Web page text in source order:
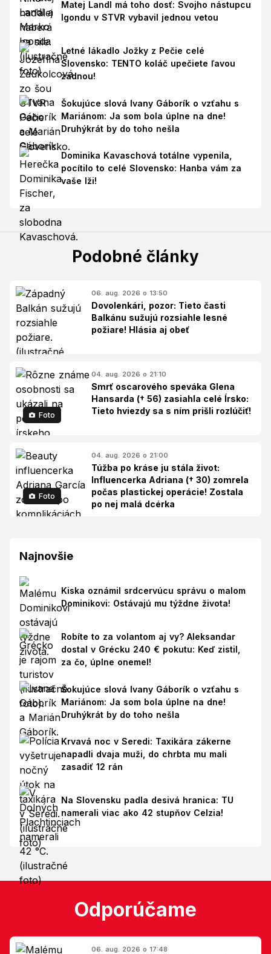
Matej Landl má toho dosť: Svojho nástupcu
Igondu v STVR vybavil jednou vetou
Letné lákadlo Jožky z Pečie celé
Slovensko: TENTO koláč upečiete ľavou
zadnou!
Šokujúce slová Ivany Gáborík o vzťahu s
Mariánom: Ja som bola úplne na dne!
Druhýkrát by do toho nešla
Dominika Kavaschová totálne vypenila,
pocítilo to celé Slovensko: Hanba vám za
vaše lži!
Podobné články
06. aug. 2026 o 13:50
Dovolenkári, pozor: Tieto časti
Balkánu sužujú rozsiahle lesné
požiare! Hlásia aj obeť
Foto
04. aug. 2026 o 21:10
Smrť oscarového speváka Glena
Hansarda († 56) zasiahla celé Írsko:
Tieto hviezdy sa s ním prišli rozlúčiť!
Foto
04. aug. 2026 o 21:00
Túžba po kráse ju stála život:
Influencerka Adriana († 30) zomrela
počas plastickej operácie! Zostala
po nej malá dcérka
Najnovšie
Kiska oznámil srdcervúcu správu o malom
Dominikovi: Ostávajú mu týždne života!
Robíte to za volantom aj vy? Aleksandar
dostal v Grécku 240 € pokutu: Keď zistil,
za čo, úplne onemel!
Šokujúce slová Ivany Gáborík o vzťahu s
Mariánom: Ja som bola úplne na dne!
Druhýkrát by do toho nešla
Krvavá noc v Seredi: Taxikára zákerne
napadli dvaja muži, do chrbta mu mali
zasadiť 12 rán
Na Slovensku padla desivá hranica: TU
namerali viac ako 42 stupňov Celzia!
Odporúčame
06. aug. 2026 o 17:48